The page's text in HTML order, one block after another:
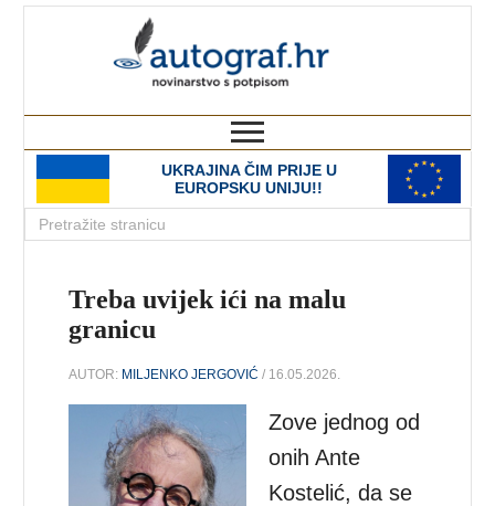
UKRAJINA ČIM PRIJE U
EUROPSKU UNIJU!!
Treba uvijek ići na malu
granicu
AUTOR: MILJENKO JERGOVIĆ / 16.05.2026.
Zove jednog od
onih Ante
Kostelić, da se